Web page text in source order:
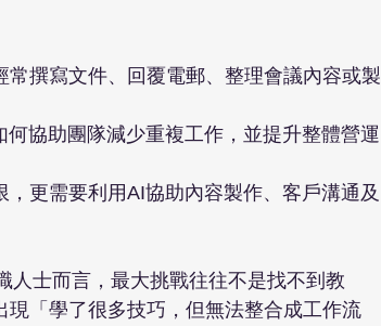
撰寫文件、回覆電郵、整理會議內容或製
協助團隊減少重複工作，並提升整體營運
更需要利用AI協助內容製作、客戶溝通及
人士而言，最大挑戰往往不是找不到教
「學了很多技巧，但無法整合成工作流